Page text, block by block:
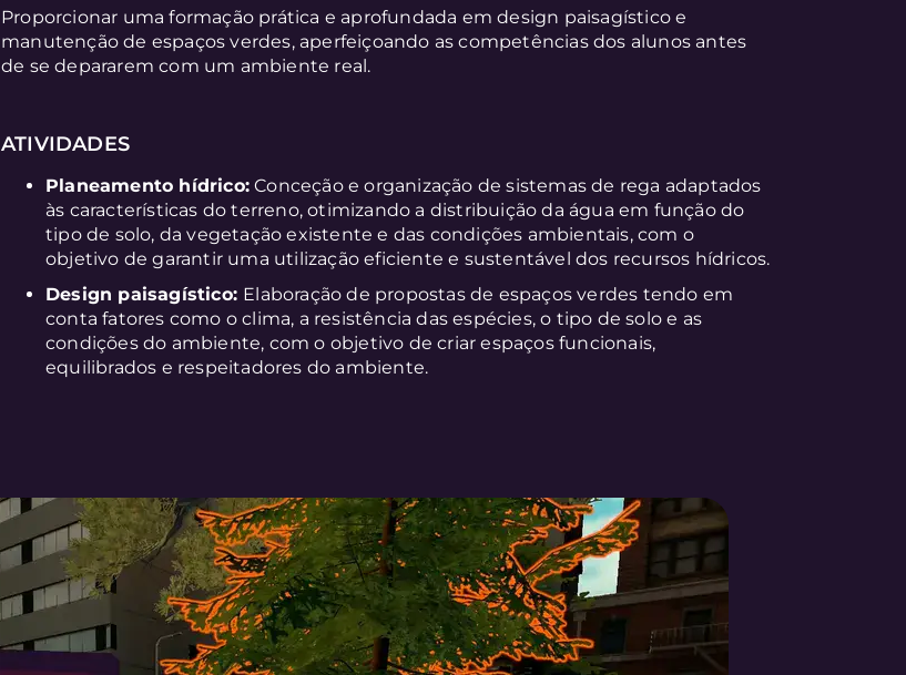
Proporcionar uma formação prática e aprofundada em design paisagístico e
manutenção de espaços verdes, aperfeiçoando as competências dos alunos antes
de se depararem com um ambiente real.
ATIVIDADES
Planeamento hídrico: Conceção e organização de sistemas de rega adaptados
às características do terreno, otimizando a distribuição da água em função do
tipo de solo, da vegetação existente e das condições ambientais, com o
objetivo de garantir uma utilização eficiente e sustentável dos recursos hídricos.
Design paisagístico: Elaboração de propostas de espaços verdes tendo em
conta fatores como o clima, a resistência das espécies, o tipo de solo e as
condições do ambiente, com o objetivo de criar espaços funcionais,
equilibrados e respeitadores do ambiente.